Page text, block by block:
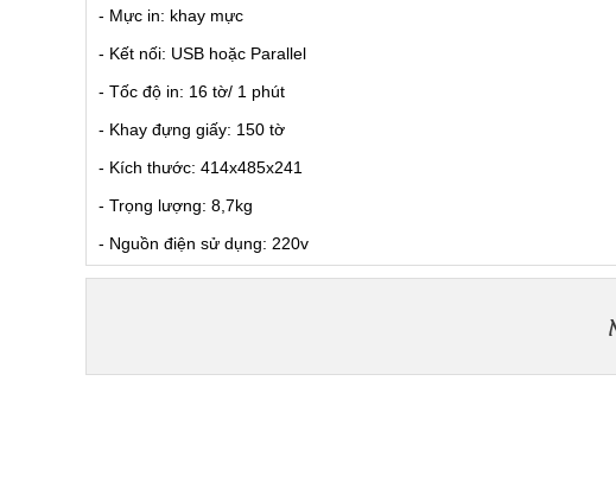
- Mực in: khay mực
- Kết nối: USB hoặc Parallel
- Tốc độ in: 16 tờ/ 1 phút
- Khay đựng giấy: 150 tờ
- Kích thước: 414x485x241
- Trọng lượng: 8,7kg
- Nguồn điện sử dụng: 220v